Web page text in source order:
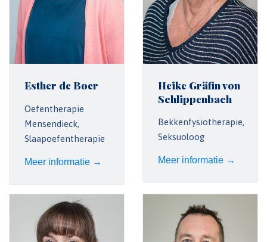
Esther de Boer
Oefentherapie
Mensendieck,
Slaapoefentherapie
Meer informatie →
Heike Gräfin von
Schlippenbach
Bekkenfysiotherapie,
Seksuoloog
Meer informatie →